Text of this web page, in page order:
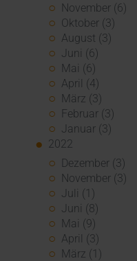
November (6)
Oktober (3)
August (3)
Juni (6)
Mai (6)
April (4)
März (3)
Februar (3)
Januar (3)
2022
Dezember (3)
November (3)
Juli (1)
Juni (8)
Mai (9)
April (3)
März (1)